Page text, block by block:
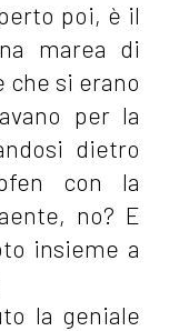
poi, è il
marea di
che si erano
per la
dietro
con la
no? E
insieme a
la geniale